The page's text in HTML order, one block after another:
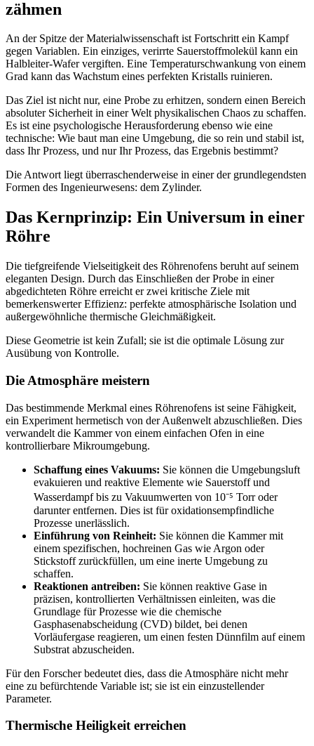
zähmen
An der Spitze der Materialwissenschaft ist Fortschritt ein Kampf
gegen Variablen. Ein einziges, verirrte Sauerstoffmolekül kann ein
Halbleiter-Wafer vergiften. Eine Temperaturschwankung von einem
Grad kann das Wachstum eines perfekten Kristalls ruinieren.
Das Ziel ist nicht nur, eine Probe zu erhitzen, sondern einen Bereich
absoluter Sicherheit in einer Welt physikalischen Chaos zu schaffen.
Es ist eine psychologische Herausforderung ebenso wie eine
technische: Wie baut man eine Umgebung, die so rein und stabil ist,
dass Ihr Prozess, und nur Ihr Prozess, das Ergebnis bestimmt?
Die Antwort liegt überraschenderweise in einer der grundlegendsten
Formen des Ingenieurwesens: dem Zylinder.
Das Kernprinzip: Ein Universum in einer
Röhre
Die tiefgreifende Vielseitigkeit des Röhrenofens beruht auf seinem
eleganten Design. Durch das Einschließen der Probe in einer
abgedichteten Röhre erreicht er zwei kritische Ziele mit
bemerkenswerter Effizienz: perfekte atmosphärische Isolation und
außergewöhnliche thermische Gleichmäßigkeit.
Diese Geometrie ist kein Zufall; sie ist die optimale Lösung zur
Ausübung von Kontrolle.
Die Atmosphäre meistern
Das bestimmende Merkmal eines Röhrenofens ist seine Fähigkeit,
ein Experiment hermetisch von der Außenwelt abzuschließen. Dies
verwandelt die Kammer von einem einfachen Ofen in eine
kontrollierbare Mikroumgebung.
Schaffung eines Vakuums: Sie können die Umgebungsluft
evakuieren und reaktive Elemente wie Sauerstoff und
Wasserdampf bis zu Vakuumwerten von 10⁻⁵ Torr oder
darunter entfernen. Dies ist für oxidationsempfindliche
Prozesse unerlässlich.
Einführung von Reinheit: Sie können die Kammer mit
einem spezifischen, hochreinen Gas wie Argon oder
Stickstoff zurückfüllen, um eine inerte Umgebung zu
schaffen.
Reaktionen antreiben: Sie können reaktive Gase in
präzisen, kontrollierten Verhältnissen einleiten, was die
Grundlage für Prozesse wie die chemische
Gasphasenabscheidung (CVD) bildet, bei denen
Vorläufergase reagieren, um einen festen Dünnfilm auf einem
Substrat abzuscheiden.
Für den Forscher bedeutet dies, dass die Atmosphäre nicht mehr
eine zu befürchtende Variable ist; sie ist ein einzustellender
Parameter.
Thermische Heiligkeit erreichen